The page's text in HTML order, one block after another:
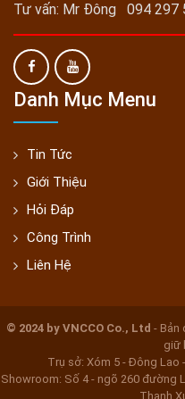
Tư vấn: Mr Đông 094 297
Danh Mục Menu
Tin Tức
Giới Thiệu
Hỏi Đáp
Công Trình
Liên Hệ
© 2024 by VNCCO Co., Ltd - Bản
giữ
Trụ sở: Xóm 5 - Đông Lao
Showroom: Số 4 - ngõ 260 đường
Thanh